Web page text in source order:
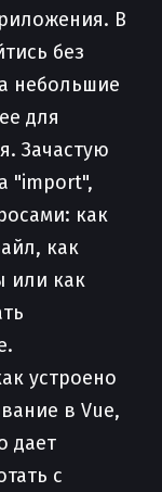
В
без
небольшие
для
Зачастую
"import",
как
как
или как
устроено
в Vue,
дает
с